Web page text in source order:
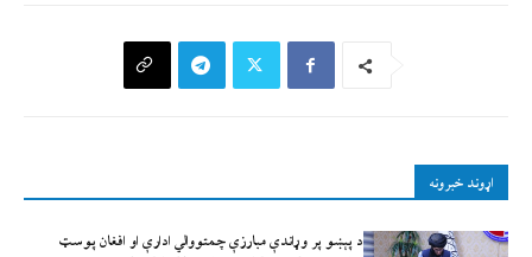
اړوند خبرونه
د پېښو پر وړاندې مبارزې چمتووالي ادارې او افغان پوسټ